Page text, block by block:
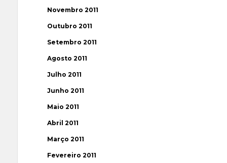
Novembro 2011
Outubro 2011
Setembro 2011
Agosto 2011
Julho 2011
Junho 2011
Maio 2011
Abril 2011
Março 2011
Fevereiro 2011